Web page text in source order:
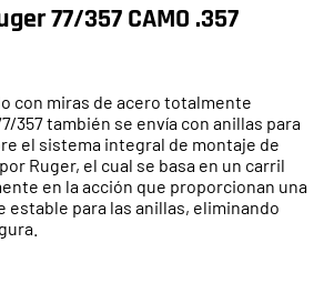
77/357 CAMO .357
con miras de acero totalmente
357 también se envía con anillas para
el sistema integral de montaje de
Ruger, el cual se basa en un carril
en la acción que proporcionan una
para las anillas, eliminando